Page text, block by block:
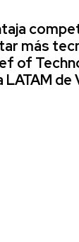
más
of
de